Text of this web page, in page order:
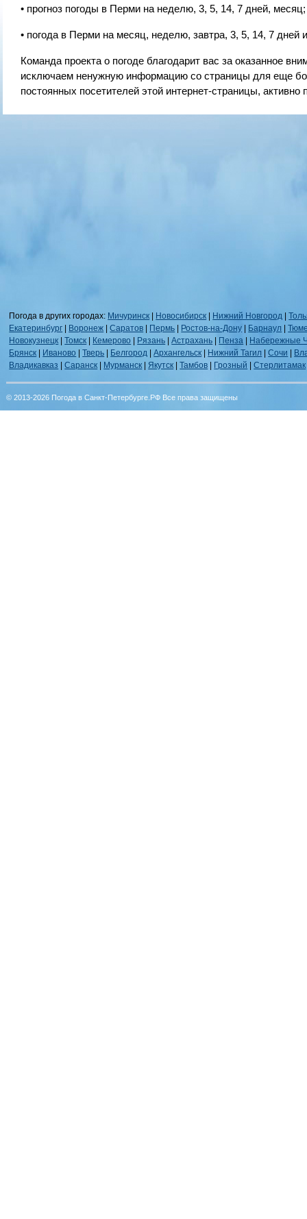
• прогноз погоды в Перми на неделю, 3, 5, 14, 7 дней, месяц;
• погода в Перми на месяц, неделю, завтра, 3, 5, 14, 7 дней
Команда проекта о погоде благодарит вас за оказанное
исключаем ненужную информацию со страницы для еще
постоянных посетителей этой интернет-страницы,
Погода в других городах: Мичуринск | Новосибирск | Нижний Новгород |
Екатеринбург | Воронеж |Саратов | Пермь | Ростов-на-Дону | Барнаул |
Новокузнецк |Томск | Кемерово | Рязань |Астрахань | Пенза | Набережные
Брянск | Иваново |Тверь | Белгород |Архангельск | Нижний Тагил |Сочи |
Владикавказ |Саранск | Мурманск | Якутск |Тамбов | Грозный |Стерлитамак
© 2013-2026 Погода в Санкт-Петербурге.РФ Все права защищены